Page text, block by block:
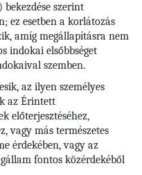
bekezdése szerint
ez esetben a korlátozás
amíg megállapításra nem
indokai elsőbbséget
szemben.
az ilyen személyes
az Érintett
előterjesztéséhez,
vagy más természetes
érdekében, vagy az
fontos közérdekéből